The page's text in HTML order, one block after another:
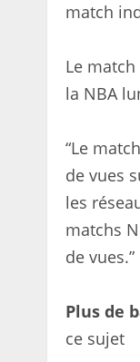
match
Le
la NBA
“Le
de vues
les
matchs
de vues.”
Plus de
ce sujet